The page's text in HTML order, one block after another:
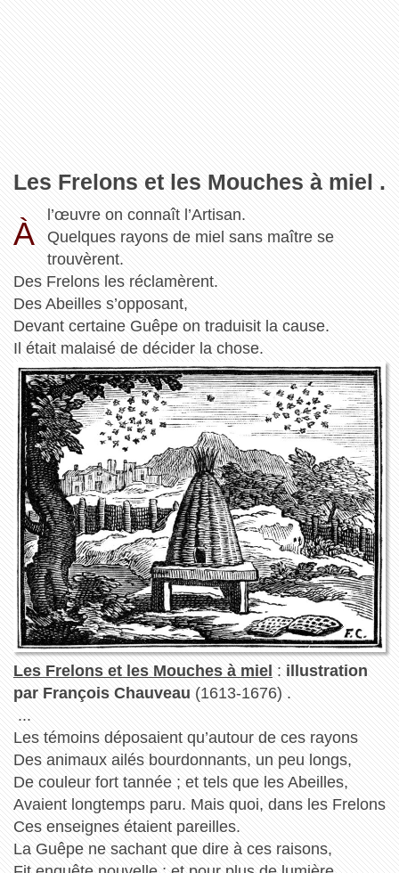
Les Frelons et les Mouches à miel .
À
l’œuvre on connaît l’Artisan.
Quelques rayons de miel sans maître se
trouvèrent.
Des Frelons les réclamèrent.
Des Abeilles s’opposant,
Devant certaine Guêpe on traduisit la cause.
Il était malaisé de décider la chose.
Les Frelons et les Mouches à miel : illustration
par François Chauveau (1613-1676) .
...
Les témoins déposaient qu’autour de ces rayons
Des animaux ailés bourdonnants, un peu longs,
De couleur fort tannée ; et tels que les Abeilles,
Avaient longtemps paru. Mais quoi, dans les Frelons
Ces enseignes étaient pareilles.
La Guêpe ne sachant que dire à ces raisons,